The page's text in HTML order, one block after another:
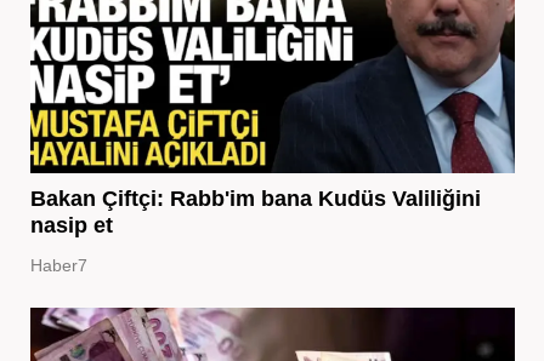
Bakan Çiftçi: Rabb'im bana Kudüs Valiliğini
nasip et
Haber7